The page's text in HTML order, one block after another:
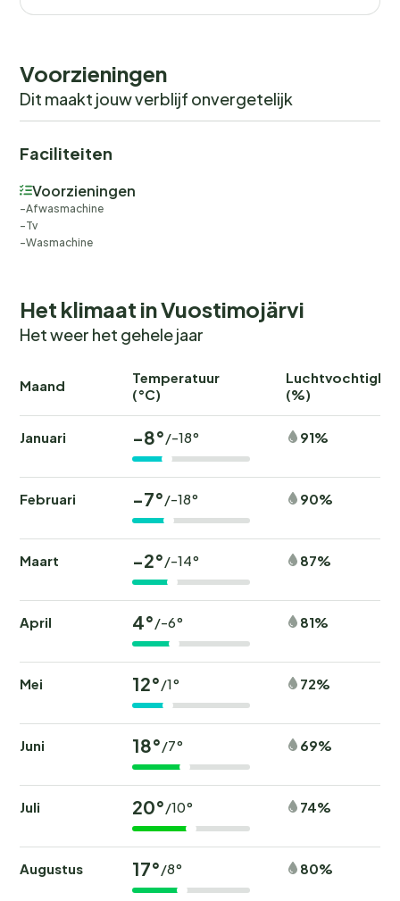
Voorzieningen
Dit maakt jouw verblijf onvergetelijk
Faciliteiten
Voorzieningen
Afwasmachine
Tv
Wasmachine
Het klimaat in Vuostimojärvi
Het weer het gehele jaar
Maand
Temperatuur
(°C)
(%)
Januari -8°/-18° 91%
Februari -7°/-18° 90%
Maart -2°/-14° 87%
April 4°/-6° 81%
Mei 12°/1° 72%
Juni 18°/7° 69%
Juli 20°/10° 74%
Augustus 17°/8° 80%